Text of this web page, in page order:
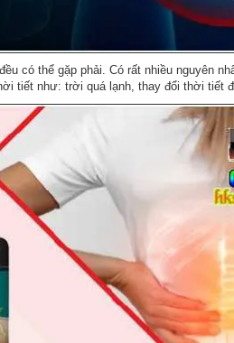
có thể gặp phải. Có rất nhiều nguyên
tiết như: trời quá lạnh, thay đổi thời tiết